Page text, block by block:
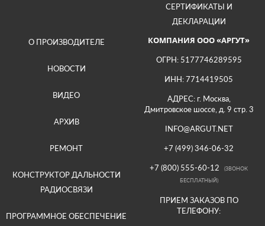
СЕРТИФИКАТЫ И
ДЕКЛАРАЦИИ
О ПРОИЗВОДИТЕЛЕ
НОВОСТИ
ВИДЕО
АРХИВ
РЕМОНТ
КОНСТРУКТОР ДАЛЬНОСТИ
РАДИОСВЯЗИ
ПРОГРАММНОЕ ОБЕСПЕЧЕНИЕ
КОМПАНИЯ ООО «АРГУТ»
ОГРН: 5177746289595
ИНН: 7714419505
АДРЕС: г. Москва,
Дмитровское шоссе, д. 9 стр. 3
INFO@ARGUT.NET
+7 (499) 346-06-32
+7 (800) 555-60-12
(ЗВОНОК
БЕСПЛАТНЫЙ)
ПРИЕМ ЗАКАЗОВ ПО
ТЕЛЕФОНУ: